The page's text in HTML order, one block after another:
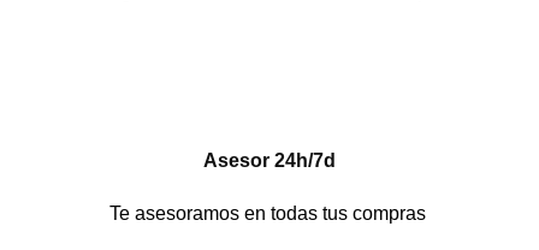
Asesor 24h/7d
Te asesoramos en todas tus compras